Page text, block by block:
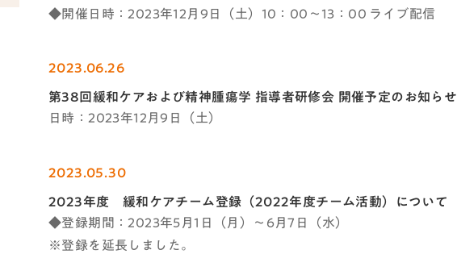
◆開催日時：2023年12月9日（土）10：00～13：00 ライブ配信
2023.06.26
第38回緩和ケアおよび精神腫瘍学 指導者研修会 開催予定のお知らせ
日時：2023年12月9日（土）
2023.05.30
2023年度 緩和ケアチーム登録（2022年度チーム活動）について​
◆登録期間：2023年5月1日（月）～6月7日（水）
※登録を延長しました。